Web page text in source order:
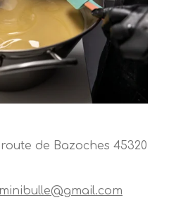
de Bazoches 45320